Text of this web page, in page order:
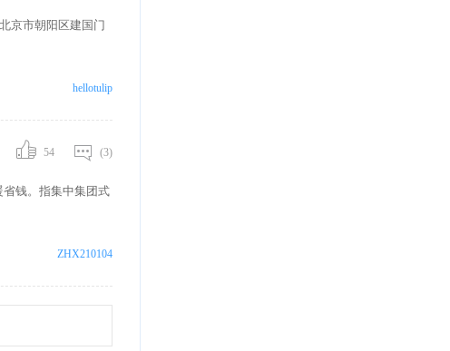
京市朝阳区建国门
hellotulip
(3)
54
钱。指集中集团式
ZHX210104